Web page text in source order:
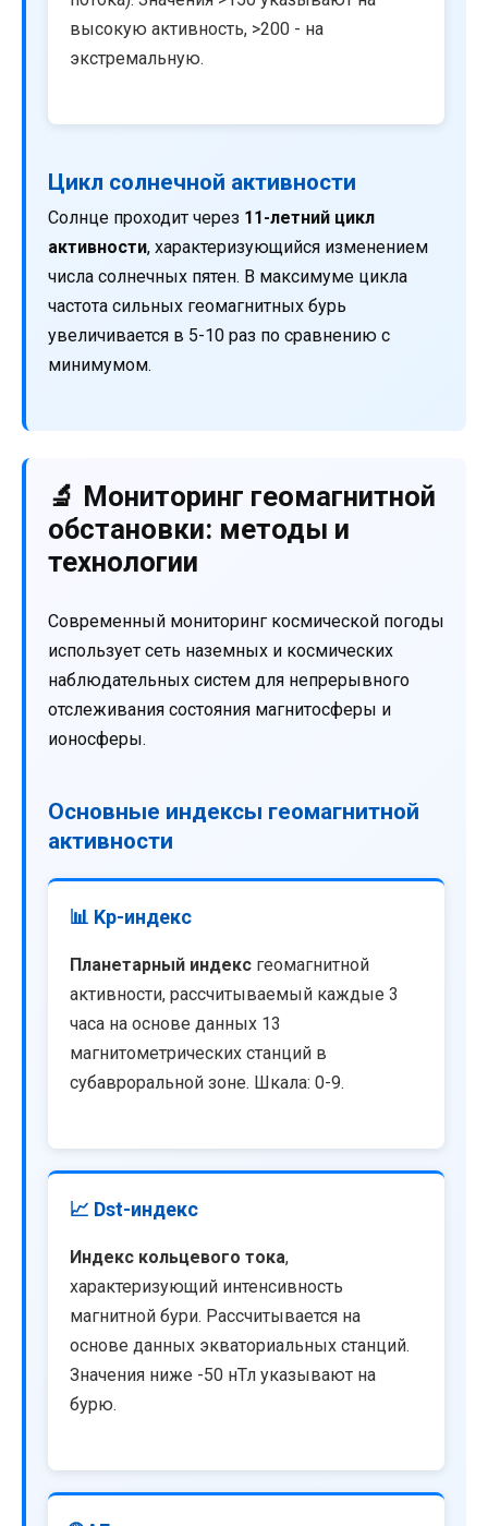
высокую активность, >200 - на
экстремальную.
Цикл солнечной активности
Солнце проходит через 11-летний цикл
активности, характеризующийся изменением
числа солнечных пятен. В максимуме цикла
частота сильных геомагнитных бурь
увеличивается в 5-10 раз по сравнению с
минимумом.
🔬 Мониторинг геомагнитной
обстановки: методы и
технологии
Современный мониторинг космической погоды
использует сеть наземных и космических
наблюдательных систем для непрерывного
отслеживания состояния магнитосферы и
ионосферы.
Основные индексы геомагнитной
активности
📊 Kp-индекс
Планетарный индекс геомагнитной
активности, рассчитываемый каждые 3
часа на основе данных 13
магнитометрических станций в
субавроральной зоне. Шкала: 0-9.
📈 Dst-индекс
Индекс кольцевого тока,
характеризующий интенсивность
магнитной бури. Рассчитывается на
основе данных экваториальных станций.
Значения ниже -50 нТл указывают на
бурю.